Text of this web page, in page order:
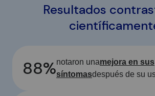
Resultados
88%notaron unamejora en sus
síntomasdespués de su